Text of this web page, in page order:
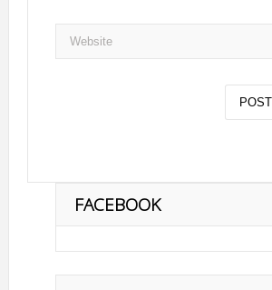
FACEBOOK